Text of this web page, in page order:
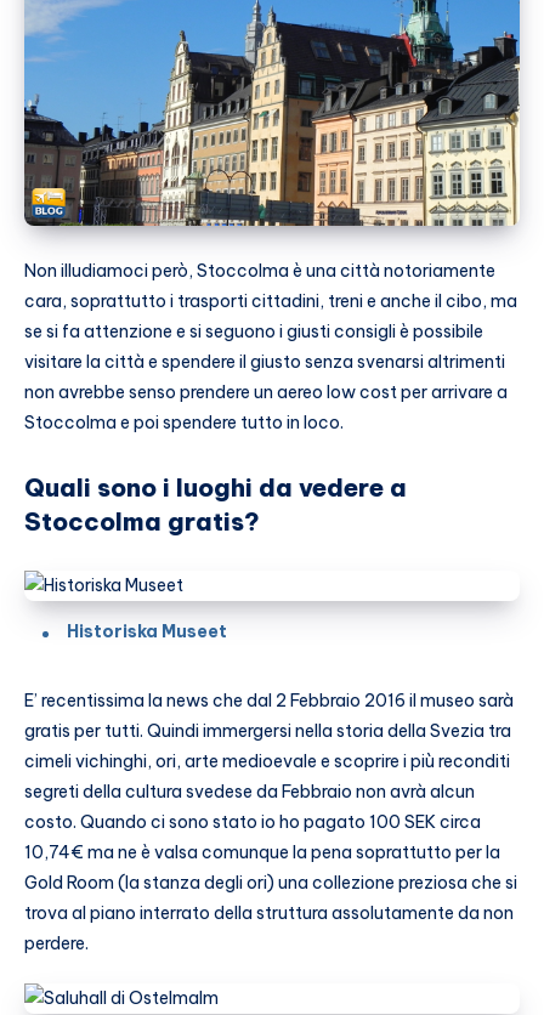
Non illudiamoci però, Stoccolma è una città notoriamente
cara, soprattutto i trasporti cittadini, treni e anche il cibo, ma
se si fa attenzione e si seguono i giusti consigli è possibile
visitare la città e spendere il giusto senza svenarsi altrimenti
non avrebbe senso prendere un aereo low cost per arrivare a
Stoccolma e poi spendere tutto in loco.
Quali sono i luoghi da vedere a
Stoccolma gratis?
Historiska Museet
E’ recentissima la news che dal 2 Febbraio 2016 il museo sarà
gratis per tutti. Quindi immergersi nella storia della Svezia tra
cimeli vichinghi, ori, arte medioevale e scoprire i più reconditi
segreti della cultura svedese da Febbraio non avrà alcun
costo. Quando ci sono stato io ho pagato 100 SEK circa
10,74€ ma ne è valsa comunque la pena soprattutto per la
Gold Room (la stanza degli ori) una collezione preziosa che si
trova al piano interrato della struttura assolutamente da non
perdere.